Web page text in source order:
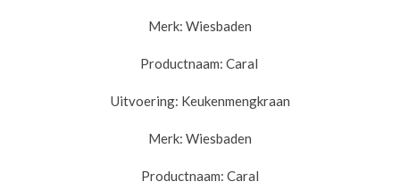
Merk: Wiesbaden
Productnaam: Caral
Uitvoering: Keukenmengkraan
Merk: Wiesbaden
Productnaam: Caral